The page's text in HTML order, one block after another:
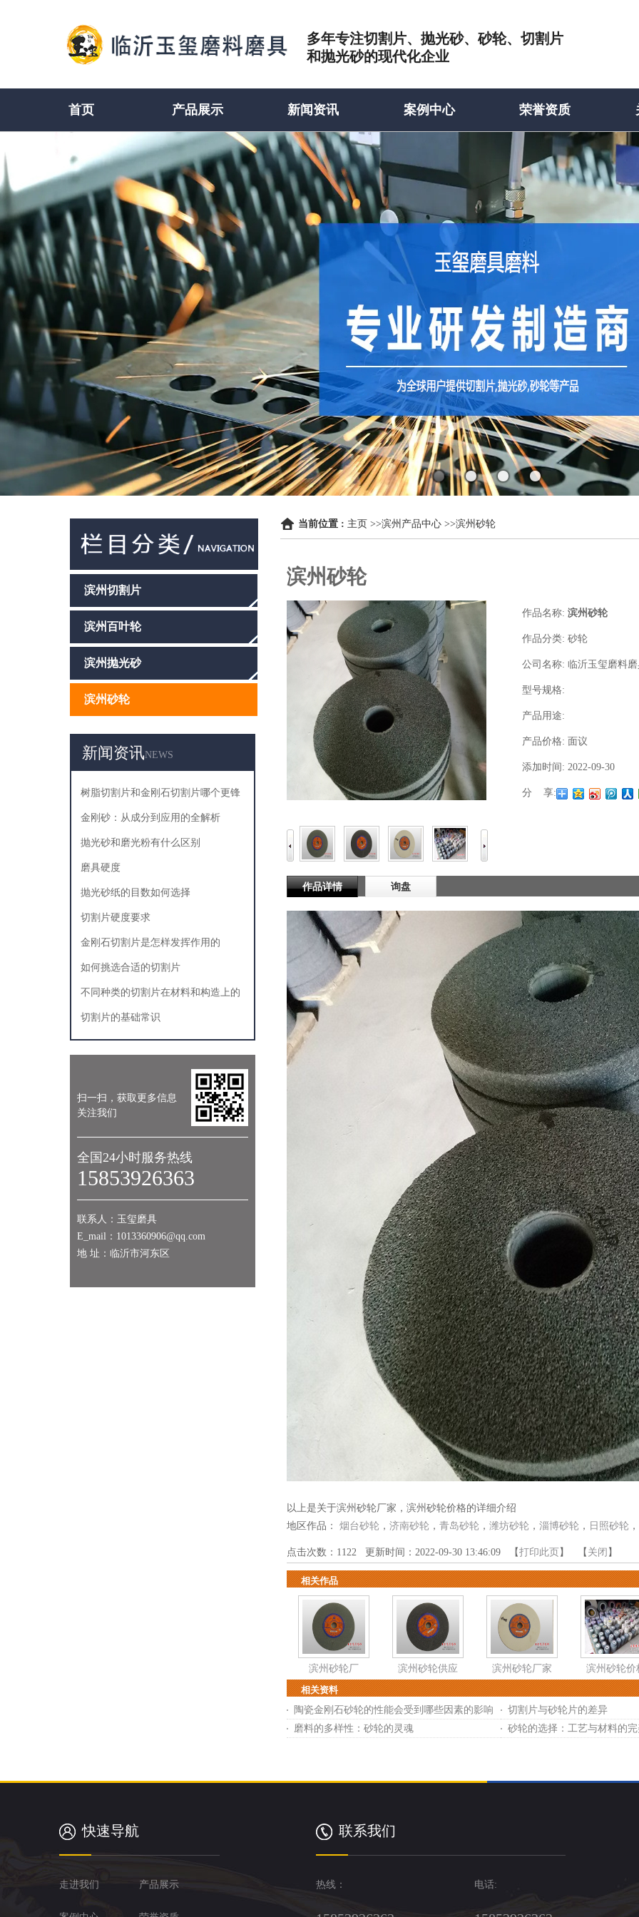
多年专注切割片、抛光砂、砂轮、切割片
和抛光砂的现代化企业
首页 产品展示 新闻资讯 案例中心 荣誉资质
滨州切割片
滨州百叶轮
滨州抛光砂
滨州砂轮
新闻资讯NEWS
树脂切割片和金刚石切割片哪个更锋
利
金刚砂：从成分到应用的全解析
抛光砂和磨光粉有什么区别
磨具硬度
抛光砂纸的目数如何选择
切割片硬度要求
金刚石切割片是怎样发挥作用的
如何挑选合适的切割片
不同种类的切割片在材料和构造上的
差别
切割片的基础常识
扫一扫，获取更多信息
关注我们
全国24小时服务热线
15853926363
联系人：玉玺磨具
E_mail：1013360906@qq.com
地 址：临沂市河东区
当前位置 : 主页 >>滨州产品中心 >>滨州砂轮
滨州砂轮
作品名称: 滨州砂轮
作品分类: 砂轮
公司名称: 临沂玉玺磨料
型号规格:
产品用途:
产品价格: 面议
添加时间: 2022-09-30
分 享:
作品详情 询盘
以上是关于滨州砂轮厂家，滨州砂轮价格的详细介绍
地区作品： 烟台砂轮 ， 济南砂轮 ， 青岛砂轮 ， 潍坊砂轮 ， 淄博砂轮 ， 日照砂轮 ，
点击次数： 1122更新时间：2022-09-30 13:46:09 【打印此页 】 【 关闭 】
相关作品
滨州砂轮厂 滨州砂轮供应 滨州砂轮厂家
滨州砂轮价
相关资料
陶瓷金刚石砂轮的性能会受到哪些因素的影响
切割片与砂轮片的差异
磨料的多样性：砂轮的灵魂
砂轮的选择：工艺与材料的
快速导航
走进我们 产品展示
联系我们
热线： 电话: